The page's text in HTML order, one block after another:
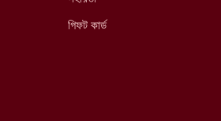
গিফট কার্ড